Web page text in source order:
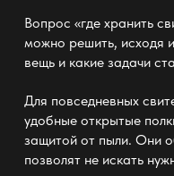
Вопрос «где хранить
можно решить, исходя
вещь и какие задачи
Для повседневных
удобные открытые
защитой от пыли. Они
позволят не искать